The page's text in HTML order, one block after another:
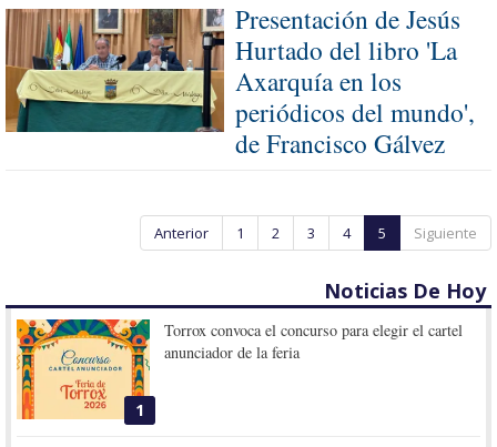
Presentación de Jesús
Hurtado del libro 'La
Axarquía en los
periódicos del mundo',
de Francisco Gálvez
Anterior 1 2 3 4 5 Siguiente
Noticias De Hoy
1
Torrox convoca el concurso para elegir el cartel
anunciador de la feria